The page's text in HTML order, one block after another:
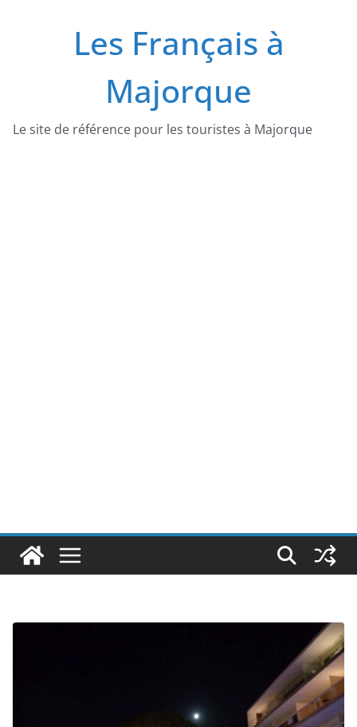
Les Français à
Majorque
Le site de référence pour les touristes à Majorque